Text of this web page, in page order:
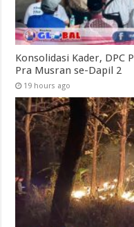
Konsolidasi Kader, DPC
Pra Musran se-Dapil 2
19 hours ago